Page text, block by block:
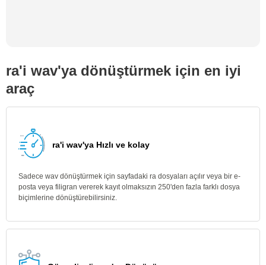
ra'i wav'ya dönüştürmek için en iyi
araç
ra'i wav'ya Hızlı ve kolay
Sadece wav dönüştürmek için sayfadaki ra dosyaları açılır veya bir e-
posta veya filigran vererek kayıt olmaksızın 250'den fazla farklı dosya
biçimlerine dönüştürebilirsiniz.